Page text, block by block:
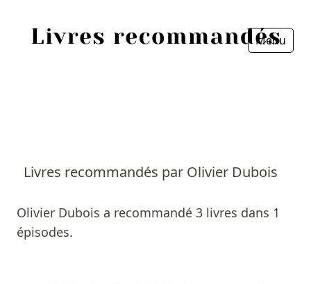
Menu
Livres recommandés par Olivier Dubois
Olivier Dubois a recommandé 3 livres dans 1
épisodes.
Livres
Fermer